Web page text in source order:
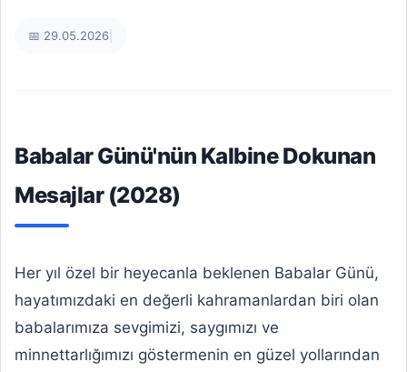
📅 29.05.2026
Babalar Günü'nün Kalbine Dokunan
Mesajlar (2028)
Her yıl özel bir heyecanla beklenen Babalar Günü,
hayatımızdaki en değerli kahramanlardan biri olan
babalarımıza sevgimizi, saygımızı ve
minnettarlığımızı göstermenin en güzel yollarından